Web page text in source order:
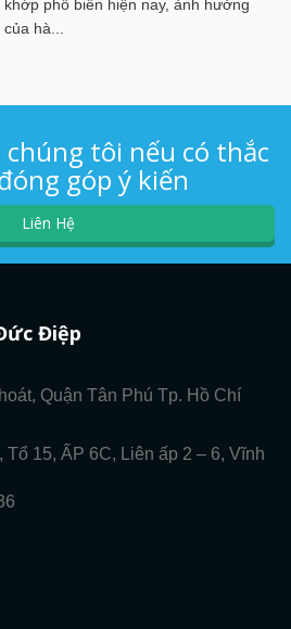
khớp phổ biến hiện nay, ảnh hưởng
hà...
chúng tôi nếu có thắc
góp ý kiến
Liên Hệ
Điệp
Quận Tân Phú Tp. Hồ Chí
Tổ 15, ẤP 6C, Liên ấp 2 – 6, Vĩnh